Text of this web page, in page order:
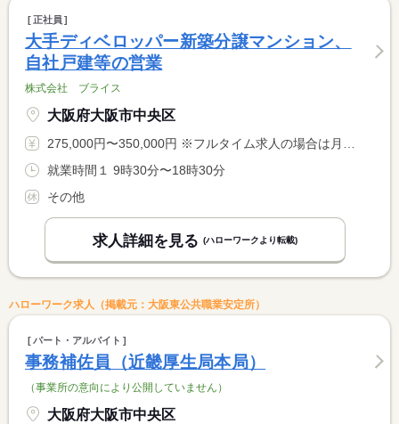
正社員
大手ディベロッパー新築分譲マンション、
自社戸建等の営業
株式会社 ブライス
大阪府大阪市中央区
275,000円〜350,000円 ※フルタイム求人の場合は月額（換算額）、パート求人の場合は時間額を表示しています。
就業時間１ 9時30分〜18時30分
その他
求人詳細を見る (ハローワークより転載)
ハローワーク求人（掲載元：大阪東公共職業安定所）
パート・アルバイト
事務補佐員（近畿厚生局本局）
（事業所の意向により公開していません）
大阪府大阪市中央区